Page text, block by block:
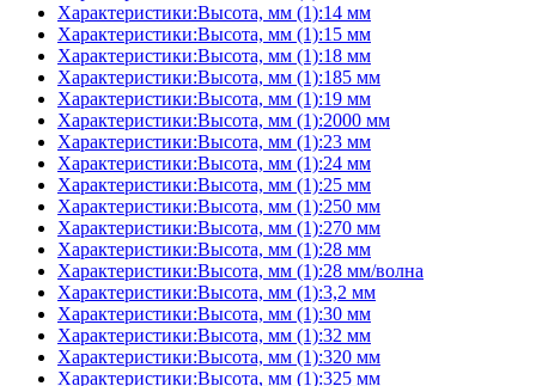
Характеристики:Высота, мм (1):14 мм
Характеристики:Высота, мм (1):15 мм
Характеристики:Высота, мм (1):18 мм
Характеристики:Высота, мм (1):185 мм
Характеристики:Высота, мм (1):19 мм
Характеристики:Высота, мм (1):2000 мм
Характеристики:Высота, мм (1):23 мм
Характеристики:Высота, мм (1):24 мм
Характеристики:Высота, мм (1):25 мм
Характеристики:Высота, мм (1):250 мм
Характеристики:Высота, мм (1):270 мм
Характеристики:Высота, мм (1):28 мм
Характеристики:Высота, мм (1):28 мм/волна
Характеристики:Высота, мм (1):3,2 мм
Характеристики:Высота, мм (1):30 мм
Характеристики:Высота, мм (1):32 мм
Характеристики:Высота, мм (1):320 мм
Характеристики:Высота, мм (1):325 мм